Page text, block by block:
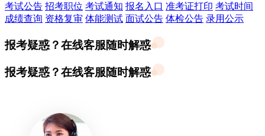
考试公告 招考职位 考试通知 报名入口 准考证打印 考试时间
成绩查询 资格复审 体能测试 面试公告 体检公告 录用公示
报考疑惑？在线客服随时解惑
报考疑惑？在线客服随时解惑